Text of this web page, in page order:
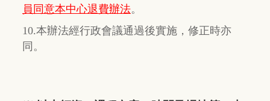
員同意本中心退費辦法。
10.本辦法經行政會議通過後實施，修正時亦
同。